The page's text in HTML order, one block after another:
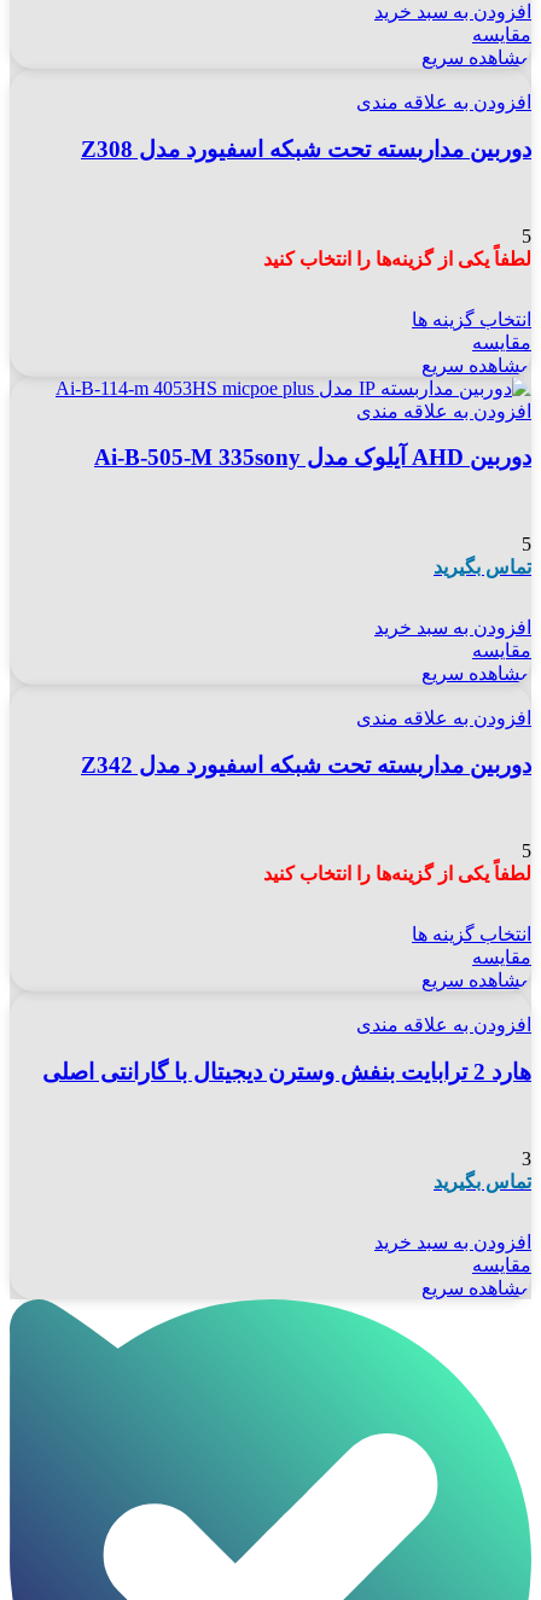
افزودن به سبد خرید
مقایسه
مشاهده سریع
افزودن به علاقه مندی
دوربین مداربسته تحت شبکه اسفیورد مدل Z308
5
لطفاً یکی از گزینه‌ها را انتخاب کنید
انتخاب گزینه ها
مقایسه
مشاهده سریع
افزودن به علاقه مندی
دوربین AHD آیلوک مدل Ai-B-505-M 335sony
5
تماس بگیرید
افزودن به سبد خرید
مقایسه
مشاهده سریع
افزودن به علاقه مندی
دوربین مداربسته تحت شبکه اسفیورد مدل Z342
5
لطفاً یکی از گزینه‌ها را انتخاب کنید
انتخاب گزینه ها
مقایسه
مشاهده سریع
افزودن به علاقه مندی
هارد 2 ترابایت بنفش وسترن دیجیتال با گارانتی اصلی
3
تماس بگیرید
افزودن به سبد خرید
مقایسه
مشاهده سریع